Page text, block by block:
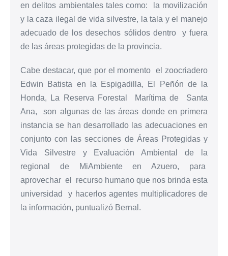
en delitos ambientales tales como: la movilización
y la caza ilegal de vida silvestre, la tala y el manejo
adecuado de los desechos sólidos dentro y fuera
de las áreas protegidas de la provincia.
Cabe destacar, que por el momento el zoocriadero
Edwin Batista en la Espigadilla, El Peñón de la
Honda, La Reserva Forestal Marítima de Santa
Ana, son algunas de las áreas donde en primera
instancia se han desarrollado las adecuaciones en
conjunto con las secciones de Áreas Protegidas y
Vida Silvestre y Evaluación Ambiental de la
regional de MiAmbiente en Azuero, para
aprovechar el recurso humano que nos brinda esta
universidad y hacerlos agentes multiplicadores de
la información, puntualizó Bernal.